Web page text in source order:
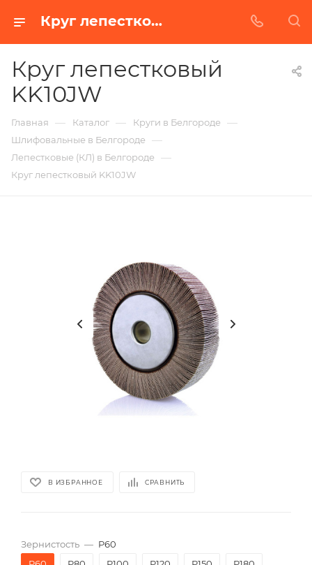
Круг лепестковый KK10JW в Белгороде | Купить по недорогой цене от Абразивного Завода
Круг лепестковый
KK10JW
Главная — Каталог — Круги в Белгороде —
Шлифовальные в Белгороде —
Лепестковые (КЛ) в Белгороде —
Круг лепестковый KK10JW
В ИЗБРАННОЕ СРАВНИТЬ
Зернистость — P60